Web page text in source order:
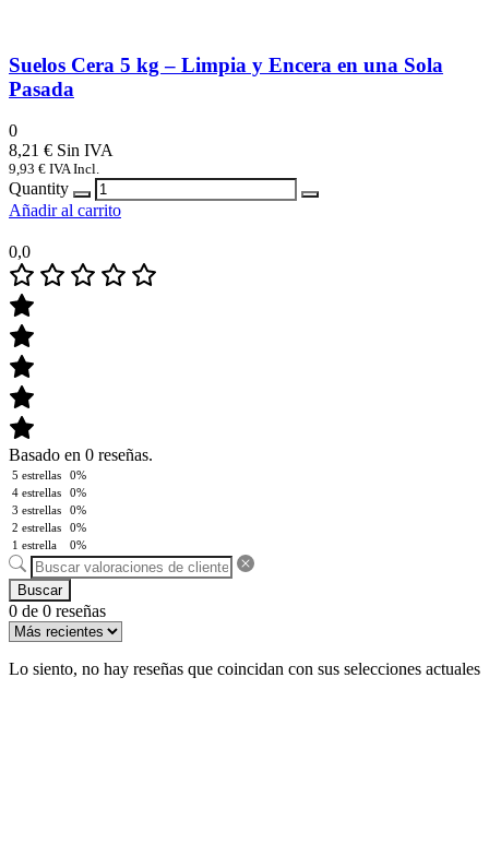
Suelos Cera 5 kg – Limpia y Encera en una Sola
Pasada
0
8,21 €
9,93 € IVA Incl.
Quantity
Añadir al carrito
0,0
Basado en 0 reseñas.
5 estrellas
0%
4 estrellas
0%
3 estrellas
0%
2 estrellas
0%
1 estrella
0%
Buscar
0 de 0 reseñas
Lo siento, no hay reseñas que coincidan con sus selecciones actuales